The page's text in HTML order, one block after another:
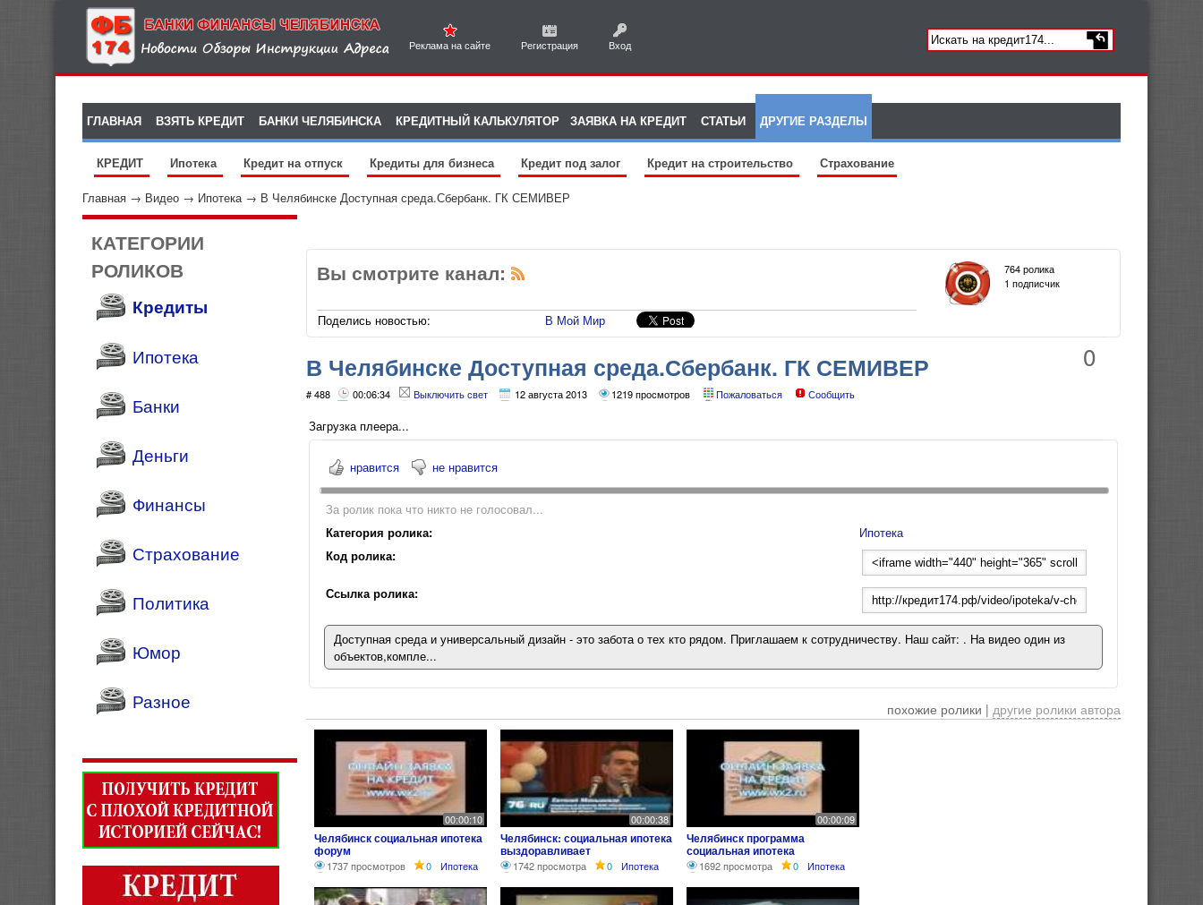
Реклама на сайте Регистрация Вход
ГЛАВНАЯ ВЗЯТЬ КРЕДИТ БАНКИ ЧЕЛЯБИНСКА КРЕДИТНЫЙ КАЛЬКУЛЯТОР ЗАЯВКА НА КРЕДИТ СТАТЬИ ДРУГИЕ РАЗДЕЛЫ
КРЕДИТ Ипотека Кредит на отпуск Кредиты для бизнеса Кредит под залог Кредит на строительство Страхование
Главная → Видео → Ипотека→ В Челябинске Доступная среда.Сбербанк. ГК СЕМИВЕР
КАТЕГОРИИ
РОЛИКОВ
Кредиты
Ипотека
Банки
Деньги
Финансы
Страхование
Политика
Юмор
Разное
Вы смотрите канал:
Поделись новостью: В Мой Мир
764 ролика
1 подписчик
0
В Челябинске Доступная среда.Сбербанк. ГК СЕМИВЕР
# 488 00:06:34 Выключить свет 12 августа 2013 1219 просмотров Пожаловаться Сообщить
Загрузка плеера...
нравится не нравится
За ролик пока что никто не голосовал...
Категория ролика:
Ипотека
Код ролика:
Ссылка ролика:
Доступная среда и универсальный дизайн - это забота о тех кто рядом. Приглашаем к сотрудничеству. Наш сайт: . На видео один из
объектов,компле...
похожие ролики | другие ролики автора
00:00:10
Челябинск социальная ипотека
форум
1737 просмотров 0 Ипотека
00:00:38
Челябинск: социальная ипотека
выздоравливает
1742 просмотра 0 Ипотека
00:00:09
Челябинск программа
социальная ипотека
1692 просмотра 0 Ипотека